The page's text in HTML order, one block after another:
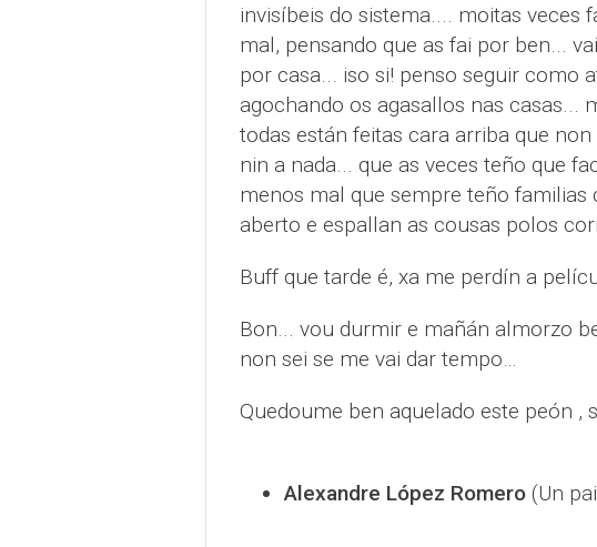
invisíbeis do sistema.... moitas veces
mal, pensando que as fai por ben...
por casa... iso si! penso seguir como
agochando os agasallos nas casas...
todas están feitas cara arriba que
nin a nada... que as veces teño que
menos mal que sempre teño familias
aberto e espallan as cousas polos
Buff que tarde é, xa me perdín a
Bon... vou durmir e mañán almorzo
non sei se me vai dar tempo…
Quedoume ben aquelado este peón ,
Alexandre López Romero(Un